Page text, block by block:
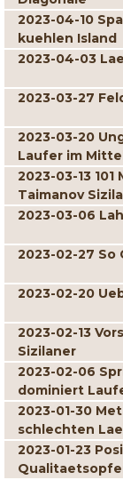
2023-04-10
kuehlen Island
2023-04-03
2023-03-27
2023-03-20
Laufer im
2023-03-13 101
Taimanov
2023-03-06
2023-02-27 So
2023-02-20
2023-02-13
Sizilaner
2023-02-06
dominiert
2023-01-30
schlechten
2023-01-23